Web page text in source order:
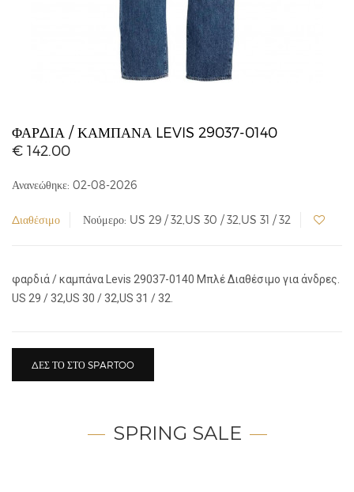
ΦΑΡΔΙΆ / ΚΑΜΠΆΝΑ LEVIS 29037-0140
€ 142.00
Ανανεώθηκε: 02-08-2026
Διαθέσιμο Νούμερο: US 29 / 32,US 30 / 32,US 31 / 32
φαρδιά / καμπάνα Levis 29037-0140 Μπλέ Διαθέσιμο για άνδρες.
US 29 / 32,US 30 / 32,US 31 / 32.
ΔΕΣ ΤΟ ΣΤΟ SPARTOO
SPRING SALE